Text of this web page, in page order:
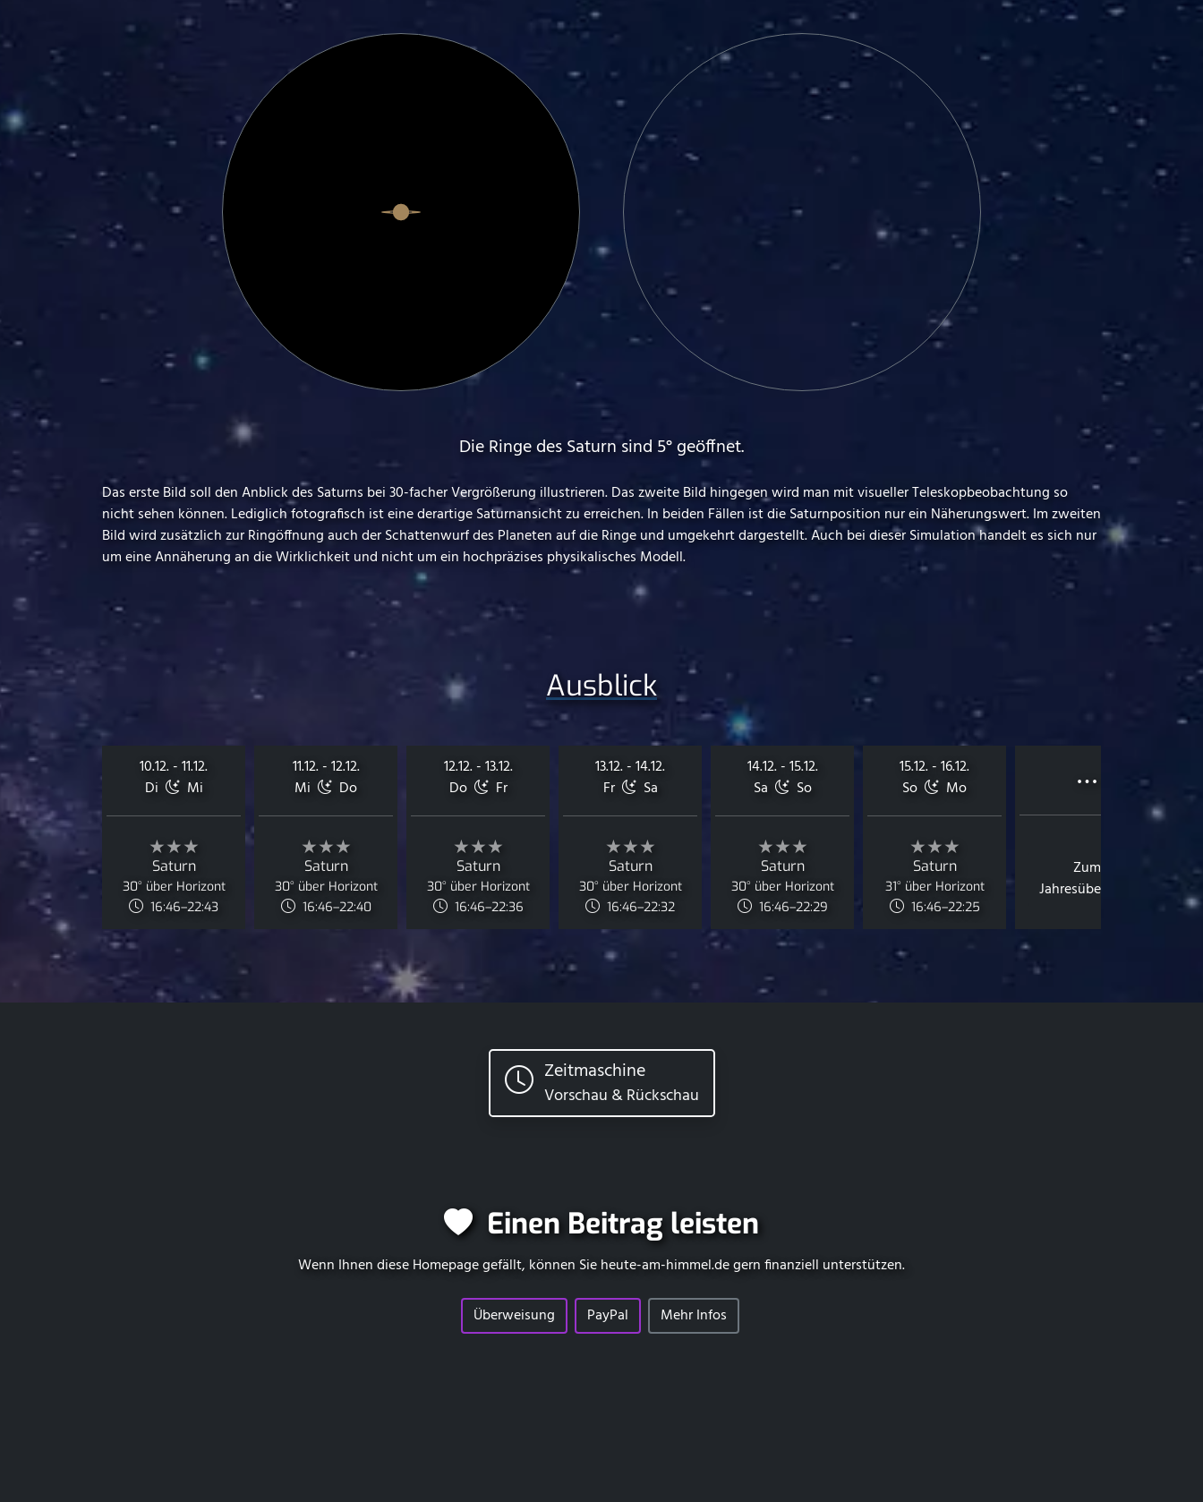
Die Ringe des Saturn sind 5° geöffnet.
Das erste Bild soll den Anblick des Saturns bei 30-facher Vergrößerung illustrieren. Das zweite Bild hingegen wird man mit visueller Teleskopbeobachtung so
nicht sehen können. Lediglich fotografisch ist eine derartige Saturnansicht zu erreichen. In beiden Fällen ist die Saturnposition nur ein Näherungswert. Im zweiten
Bild wird zusätzlich zur Ringöffnung auch der Schattenwurf des Planeten auf die Ringe und umgekehrt dargestellt. Auch bei dieser Simulation handelt es sich nur
um eine Annäherung an die Wirklichkeit und nicht um ein hochpräzises physikalisches Modell.
Ausblick
10.12. - 11.12.
Di
Mi
★★★
Saturn
30° über Horizont
16:46–22:43
11.12. - 12.12.
Mi
Do
★★★
Saturn
30° über Horizont
16:46–22:40
12.12. - 13.12.
Do
Fr
★★★
Saturn
30° über Horizont
16:46–22:36
13.12. - 14.12.
Fr
Sa
★★★
Saturn
30° über Horizont
16:46–22:32
14.12. - 15.12.
Sa
So
★★★
Saturn
30° über Horizont
16:46–22:29
15.12. - 16.12.
So
Mo
★★★
Saturn
31° über Horizont
16:46–22:25
…
Zum
Jahresüberblick
Zeitmaschine
Vorschau & Rückschau
Einen Beitrag leisten
Wenn Ihnen diese Homepage gefällt, können Sieheute-am-himmel.degern finanziell unterstützen.
Überweisung PayPal Mehr Infos